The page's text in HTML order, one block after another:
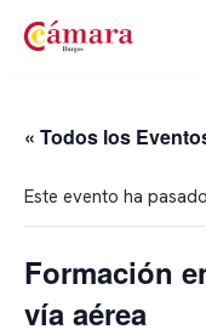
contenido
« Todos los
Este evento ha
Formación
vía aérea